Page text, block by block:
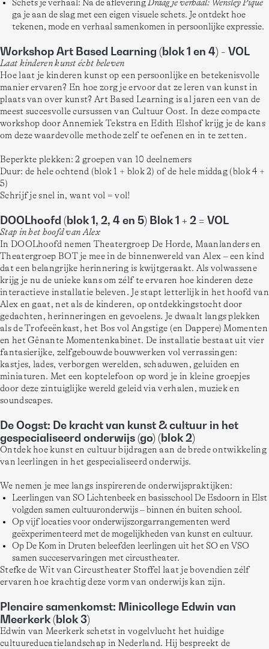
Schets je verhaal: Na de afleveringDraag je verhaal: Wensley Piqué
ga je aan de slag met een eigen visuele schets. Je ontdekt hoe
tekenen, mode en verhaal samenkomen in persoonlijke expressie.
Workshop Art Based Learning (blok 1 en 4) - VOL
Laat kinderen kunst écht beleven
Hoe laat je kinderen kunst op een persoonlijke en betekenisvolle
manier ervaren? En hoe zorg je ervoor dat ze leren van kunst in
plaats van over kunst? Art Based Learning is al jaren een van de
meest succesvolle cursussen van Cultuur Oost. In deze compacte
workshop door Annemiek Tekstra en Edith Elshof krijg je de kans
om deze waardevolle methode zelf te oefenen en in te zetten.
Beperkte plekken: 2 groepen van 10 deelnemers
Duur: de hele ochtend (blok 1 + blok 2) of de hele middag (blok 4 +
5)
Schrijf je snel in, want vol = vol!
DOOLhoofd (blok 1, 2, 4 en 5) Blok 1 + 2 = VOL
Stap in het hoofd van Alex
In DOOLhoofd nemen Theatergroep De Horde, Maanlanders en
Theatergroep BOT je mee in de binnenwereld van Alex – een kind
dat een belangrijke herinnering is kwijtgeraakt. Als volwassene
krijg je nu de unieke kans om zélf te ervaren hoe kinderen deze
interactieve installatie beleven. Je stapt letterlijk in het hoofd van
Alex en gaat, net als de kinderen, op ontdekkingstocht door
gedachten, herinneringen en gevoelens. Je dwaalt langs plekken
als de Trofeeënkast, het Bos vol Angstige (en Dappere) Momenten
en het Gênante Momentenkabinet. De installatie bestaat uit vier
fantasierijke, zelfgebouwde bouwwerken vol verrassingen:
kastjes, lades, verborgen werelden, schaduwen, geluiden en
miniaturen. Met een koptelefoon op word je in kleine groepjes
door deze zintuiglijke wereld geleid via verhalen, muziek en
soundscapes.
De Oogst: De kracht van kunst & cultuur in het
gespecialiseerd onderwijs (go) (blok 2)
Ontdek hoe kunst en cultuur bijdragen aan de brede ontwikkeling
van leerlingen in het gespecialiseerd onderwijs.
We nemen je mee langs inspirerende onderwijspraktijken:
Leerlingen van SO Lichtenbeek en basisschool De Esdoorn in Elst
volgden samen cultuuronderwijs – binnen én buiten school.
Op vijf locaties voor onderwijszorgarrangementen werd
geëxperimenteerd met de mogelijkheden van kunst en cultuur.
Op De Kom in Druten beleefden leerlingen uit het SO en VSO
samen succeservaringen met circustheater.
Stefke de Wit van Circustheater Stoffel laat je bovendien zélf
ervaren hoe krachtig deze vorm van onderwijs kan zijn.
Plenaire samenkomst: Minicollege Edwin van
Meerkerk (blok 3)
Edwin van Meerkerk schetst in vogelvlucht het huidige
cultuureducatielandschap in Nederland. Hij bespreekt de